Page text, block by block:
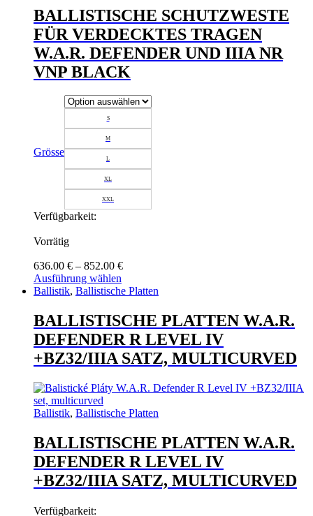
BALLISTISCHE SCHUTZWESTE
FÜR VERDECKTES TRAGEN
W.A.R. DEFENDER UND IIIA NR
VNP BLACK
Grösse
S
M
L
XL
XXL
Verfügbarkeit:
Vorrätig
636.00 € – 852.00 €Preisspanne:
bis
Ausführung wählen
Dieses
weist
mehrere
Varianten
auf.
Die
können
auf
der
gewählt
werden
Ballistik, Ballistische Platten
BALLISTISCHE PLATTEN W.A.R.
DEFENDER R LEVEL IV
+BZ32/IIIA SATZ, MULTICURVED
Ballistik, Ballistische Platten
BALLISTISCHE PLATTEN W.A.R.
DEFENDER R LEVEL IV
+BZ32/IIIA SATZ, MULTICURVED
Verfügbarkeit: